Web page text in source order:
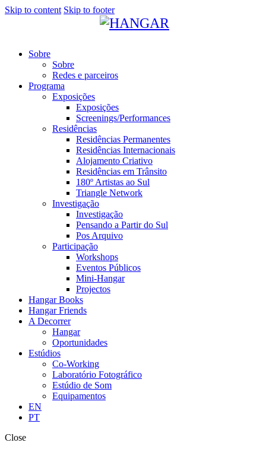
Skip to content Skip to footer
Sobre
Sobre
Redes e parceiros
Programa
Exposições
Exposições
Screenings/Performances
Residências
Residências Permanentes
Residências Internacionais
Alojamento Criativo
Residências em Trânsito
180º Artistas ao Sul
Triangle Network
Investigação
Investigação
Pensando a Partir do Sul
Pos Arquivo
Participação
Workshops
Eventos Públicos
Mini-Hangar
Projectos
Hangar Books
Hangar Friends
A Decorrer
Hangar
Oportunidades
Estúdios
Co-Working
Laboratório Fotográfico
Estúdio de Som
Equipamentos
EN
PT
Close